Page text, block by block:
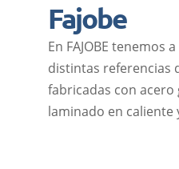
Fajobe
En FAJOBE tenemos
distintas referencias
fabricadas con acero
laminado en caliente